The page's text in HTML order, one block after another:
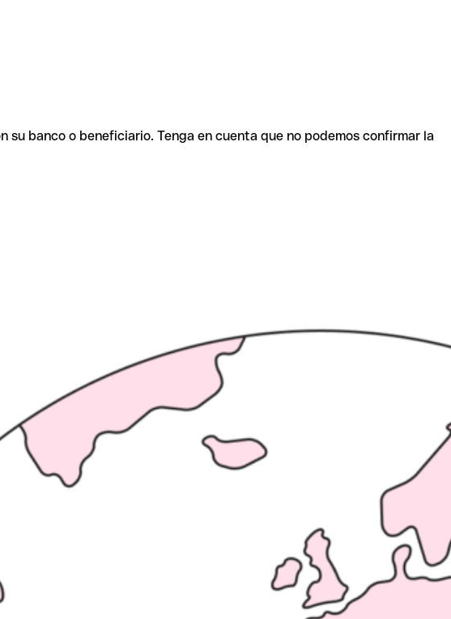
banco o beneficiario. Tenga en cuenta que no podemos confirmar la